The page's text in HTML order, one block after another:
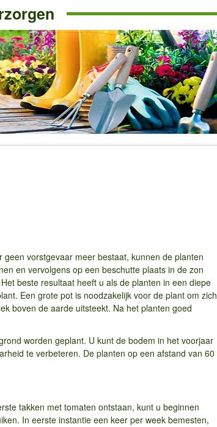
vorstgevaar meer bestaat, kunnen de planten
en vervolgens op een beschutte plaats in de zon
beste resultaat heeft u als de planten in een diepe
Een grote pot is noodzakelijk voor de plant om zich
boven de aarde uitsteekt. Na het planten goed
worden geplant. U kunt de bodem in het voorjaar
te verbeteren. De planten op een afstand van 60
takken met tomaten ontstaan, kunt u beginnen
In eerste instantie een keer per week bemesten,